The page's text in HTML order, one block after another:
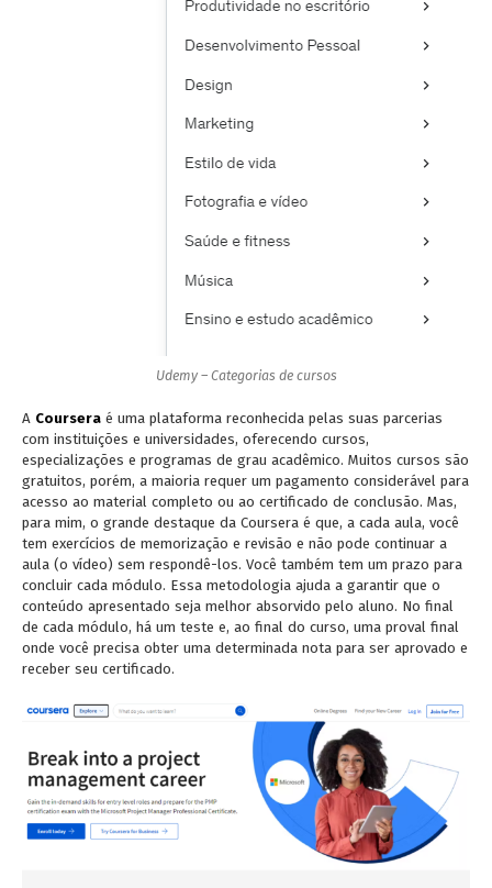
Udemy – Categorias de cursos
A Coursera é uma plataforma reconhecida pelas suas parcerias
com instituições e universidades, oferecendo cursos,
especializações e programas de grau acadêmico. Muitos cursos são
gratuitos, porém, a maioria requer um pagamento considerável para
acesso ao material completo ou ao certificado de conclusão. Mas,
para mim, o grande destaque da Coursera é que, a cada aula, você
tem exercícios de memorização e revisão e não pode continuar a
aula (o vídeo) sem respondê-los. Você também tem um prazo para
concluir cada módulo. Essa metodologia ajuda a garantir que o
conteúdo apresentado seja melhor absorvido pelo aluno. No final
de cada módulo, há um teste e, ao final do curso, uma proval final
onde você precisa obter uma determinada nota para ser aprovado e
receber seu certificado.